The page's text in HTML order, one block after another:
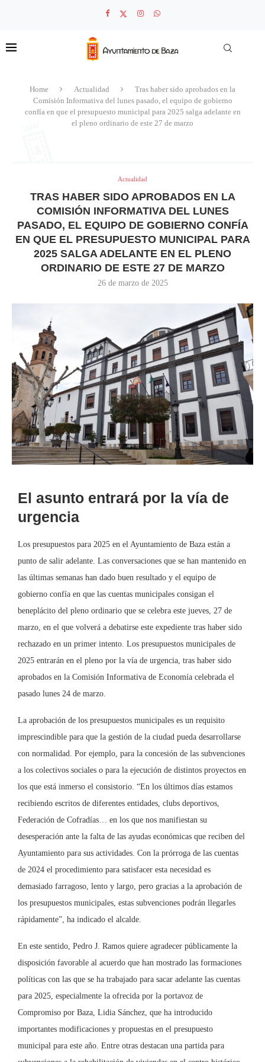
Home Actualidad
Tras haber sido aprobados en la
Comisión Informativa del lunes pasado, el equipo de gobierno
confía en que el presupuesto municipal para 2025 salga adelante en
el pleno ordinario de este 27 de marzo
Actualidad
TRAS HABER SIDO APROBADOS EN LA
COMISIÓN INFORMATIVA DEL LUNES
PASADO, EL EQUIPO DE GOBIERNO CONFÍA
EN QUE EL PRESUPUESTO MUNICIPAL PARA
2025 SALGA ADELANTE EN EL PLENO
ORDINARIO DE ESTE 27 DE MARZO
26 de marzo de 2025
El asunto entrará por la vía de
urgencia
Los presupuestos para 2025 en el Ayuntamiento de Baza están a
punto de salir adelante. Las conversaciones que se han mantenido en
las últimas semanas han dado buen resultado y el equipo de
gobierno confía en que las cuentas municipales consigan el
beneplácito del pleno ordinario que se celebra este jueves, 27 de
marzo, en el que volverá a debatirse este expediente tras haber sido
rechazado en un primer intento. Los presupuestos municipales de
2025 entrarán en el pleno por la vía de urgencia, tras haber sido
aprobados en la Comisión Informativa de Economía celebrada el
pasado lunes 24 de marzo.
La aprobación de los presupuestos municipales es un requisito
imprescindible para que la gestión de la ciudad pueda desarrollarse
con normalidad. Por ejemplo, para la concesión de las subvenciones
a los colectivos sociales o para la ejecución de distintos proyectos en
los que está inmerso el consistorio. “En los últimos días estamos
recibiendo escritos de diferentes entidades, clubs deportivos,
Federación de Cofradías… en los que nos manifiestan su
desesperación ante la falta de las ayudas económicas que reciben del
Ayuntamiento para sus actividades. Con la prórroga de las cuentas
de 2024 el procedimiento para satisfacer esta necesidad es
demasiado farragoso, lento y largo, pero gracias a la aprobación de
los presupuestos municipales, estas subvenciones podrán llegarles
rápidamente”, ha indicado el alcalde.
En este sentido, Pedro J. Ramos quiere agradecer públicamente la
disposición favorable al acuerdo que han mostrado las formaciones
políticas con las que se ha trabajado para sacar adelante las cuentas
para 2025, especialmente la ofrecida por la portavoz de
Compromiso por Baza, Lidia Sánchez, que ha introducido
importantes modificaciones y propuestas en el presupuesto
municipal para este año. Entre otras destacan una partida para